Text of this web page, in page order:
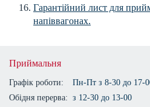
Гарантійний лист для
напіввагонах.
Приймальня
Графік роботи:
Пн-Пт з 8-30 до 17-
Обідня перерва: з 12-30 до 13-00